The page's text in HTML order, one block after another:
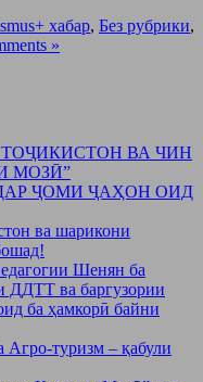
хабар, Без рубрики,
»
ВА ЧИН
МОЗӢ”
ҶОМИ ҶАҲОН ОИД
ва шарикони
Шенян ба
ДДТТ ва баргузории
ба ҳамкорӣ байни
Агро-туризм – қабули